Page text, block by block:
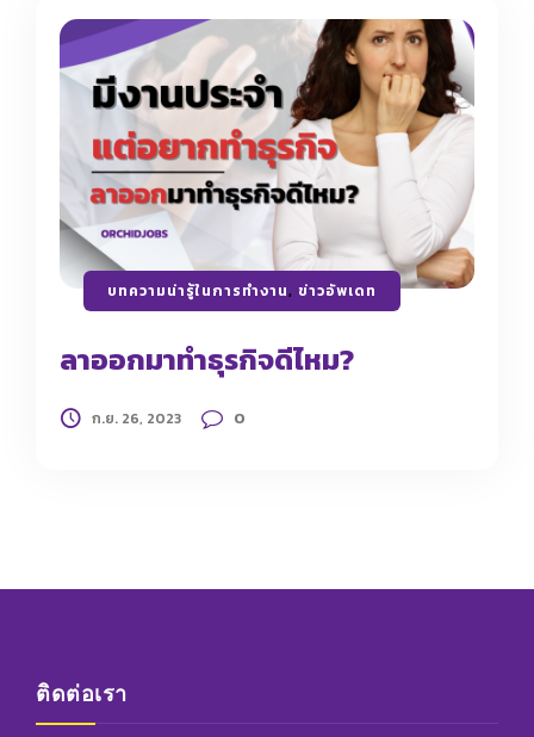
บทความน่ารู้ในการทำงาน, ข่าวอัพเดท
ลาออกมาทำธุรกิจดีไหม?
ก.ย. 26, 2023 0
ติดต่อเรา